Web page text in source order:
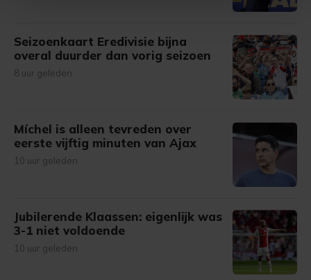
bezoek makkelijker en persoonlijker. Op
onze cookiepagina kun je ons cookiebeleid bekijken en je
gemaakte keuze altijd wijzigen of intrekken.
Seizoenkaart Eredivisie bijna
overal duurder dan vorig seizoen
8 uur geleden
Míchel is alleen tevreden over
eerste vijftig minuten van Ajax
10 uur geleden
Jubilerende Klaassen: eigenlijk was
3-1 niet voldoende
10 uur geleden